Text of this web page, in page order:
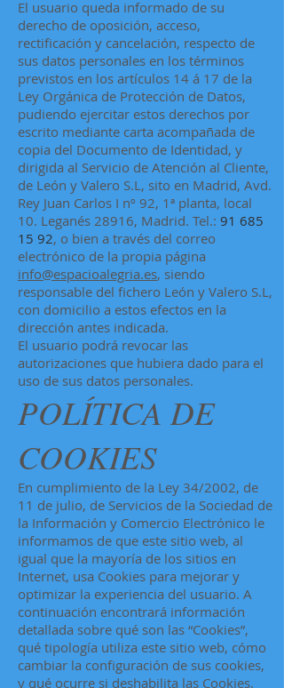
El usuario queda informado de su
derecho de oposición, acceso,
rectificación y cancelación, respecto de
sus datos personales en los términos
previstos en los artículos 14 á 17 de la
Ley Orgánica de Protección de Datos,
pudiendo ejercitar estos derechos por
escrito mediante carta acompañada de
copia del Documento de Identidad, y
dirigida al Servicio de Atención al Cliente,
de León y Valero S.L, sito en Madrid, Avd.
Rey Juan Carlos I nº 92, 1ª planta, local
10. Leganés 28916, Madrid. Tel.: 91 685
15 92, o bien a través del correo
electrónico de la propia página
info@espacioalegria.es, siendo
responsable del fichero León y Valero S.L,
con domicilio a estos efectos en la
dirección antes indicada.
El usuario podrá revocar las
autorizaciones que hubiera dado para el
uso de sus datos personales.
POLÍTICA DE
COOKIES
En cumplimiento de la Ley 34/2002, de
11 de julio, de Servicios de la Sociedad de
la Información y Comercio Electrónico le
informamos de que este sitio web, al
igual que la mayoría de los sitios en
Internet, usa Cookies para mejorar y
optimizar la experiencia del usuario. A
continuación encontrará información
detallada sobre qué son las “Cookies”,
qué tipología utiliza este sitio web, cómo
cambiar la configuración de sus cookies,
y qué ocurre si deshabilita las Cookies.